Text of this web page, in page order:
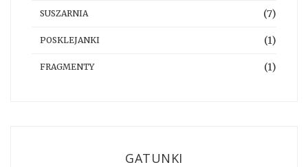
SUSZARNIA (7)
POSKLEJANKI (1)
FRAGMENTY (1)
GATUNKI